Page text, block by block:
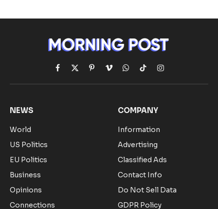
Facebook
X
(Twitter)
Pinterest
VimeoWhatsApp
TikTokInstagram
NEWS
World
US Politics
EU Politics
Business
Opinions
Connections
COMPANY
Information
Advertising
Classified Ads
Contact Info
Do Not Sell Data
GDPR Policy